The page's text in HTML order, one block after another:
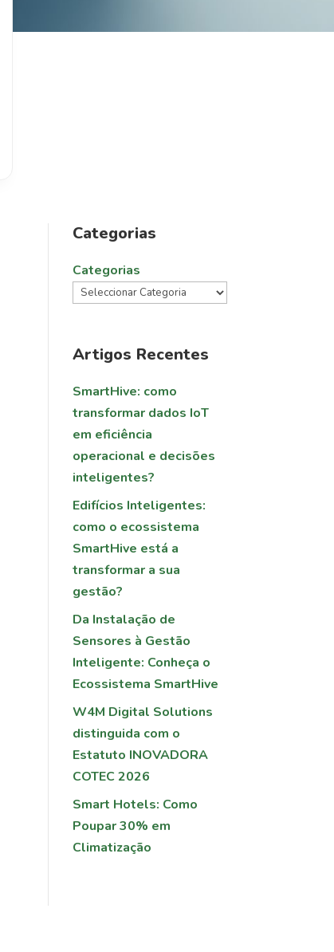
Categorias
Categorias
Artigos Recentes
SmartHive: como
transformar dados IoT
em eficiência
operacional e decisões
inteligentes?
Edifícios Inteligentes:
como o ecossistema
SmartHive está a
transformar a sua
gestão?
Da Instalação de
Sensores à Gestão
Inteligente: Conheça o
Ecossistema SmartHive
W4M Digital Solutions
distinguida com o
Estatuto INOVADORA
COTEC 2026
Smart Hotels: Como
Poupar 30% em
Climatização